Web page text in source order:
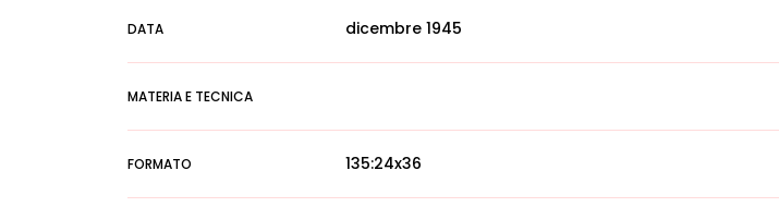
DATA dicembre 1945
MATERIA E TECNICA
FORMATO 135:24x36